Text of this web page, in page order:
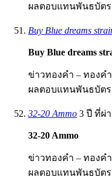
ผลตอบแทนพันธบัต
Buy Blue dreams
Buy Blue dreams
ข่าวทองคำ – ทองค
ผลตอบแทนพันธบัต
32-20 Ammo 3 ปี ที่ผ่
32-20 Ammo
ข่าวทองคำ – ทองค
ผลตอบแทนพันธบัต